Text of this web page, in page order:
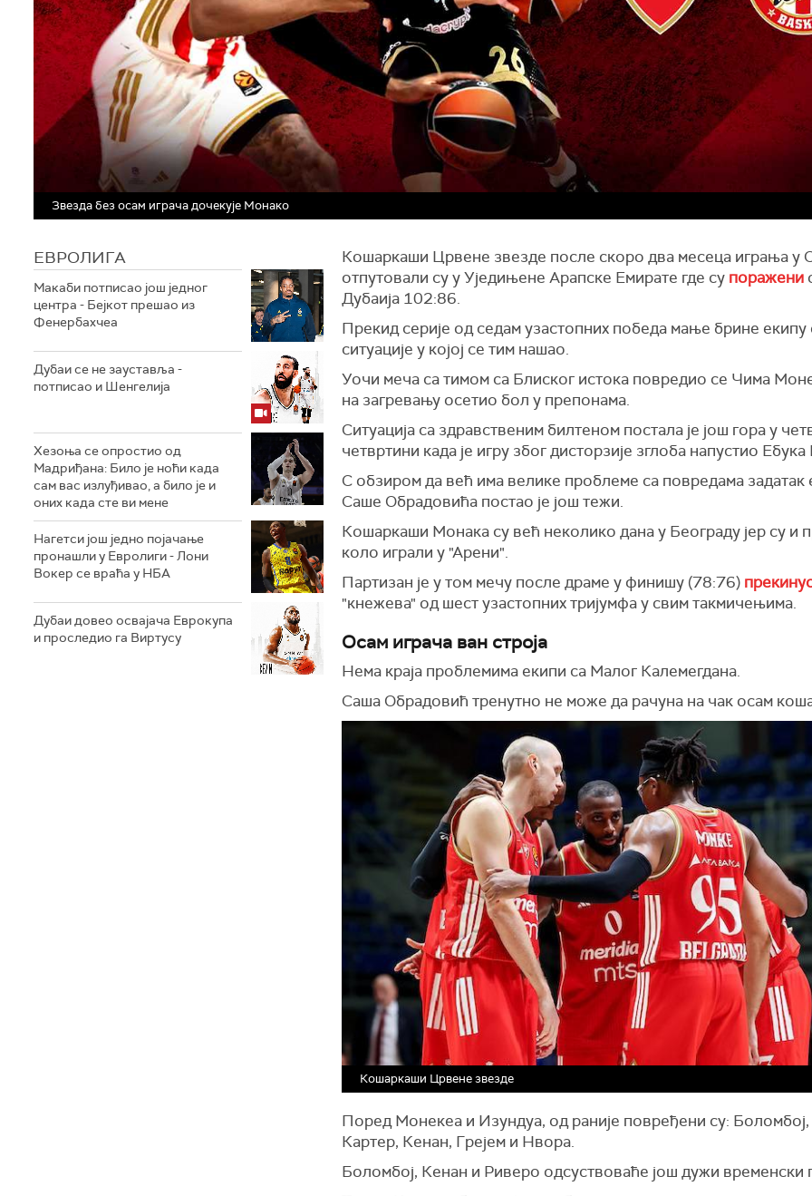
Звезда без осам играча дочекује Монако
ЕВРОЛИГА
Макаби потписао још једног
центра - Бејкот прешао из
Фенербахчеа
Дубаи се не зауставља -
потписао и Шенгелија
Хезоња се опростио од
Мадриђана: Било је ноћи када
сам вас излуђивао, а било је и
оних када сте ви мене
Нагетси још једно појачање
пронашли у Евролиги - Лони
Вокер се враћа у НБА
Дубаи довео освајача Еврокупа
и проследио га Виртусу
Кошаркаши Црвене звезде после скоро два месеца играња у
отпутовали су у Уједињене Арапске Емирате где су поражени
Дубаија 102:86.
Прекид серије од седам узастопних победа мање брине екипу
ситуације у којој се тим нашао.
Уочи меча са тимом са Блиског истока повредио се Чима
на загревању осетио бол у препонама.
Ситуација са здравственим билтеном постала је још гора у
четвртини када је игру због дисторзије зглоба напустио
С обзиром да већ има велике проблеме са повредама задатак
Саше Обрадовића постао је још тежи.
Кошаркаши Монака су већ неколико дана у Београду јер су и
коло играли у "Арени".
Партизан је у том мечу после драме у финишу (78:76)
"кнежева" од шест узастопних тријумфа у свим такмичењима.
Осам играча ван строја
Нема краја проблемима екипи са Малог Калемегдана.
Саша Обрадовић тренутно не може да рачуна на чак осам
Кошаркаши Црвене звезде
Поред Монекеа и Изундуа, од раније повређени су:
Картер, Кенан, Грејем и Нвора.
Боломбој, Кенан и Риверо одсуствоваће још дужи временски